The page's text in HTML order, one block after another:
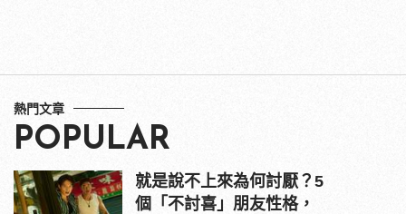
熱門文章
POPULAR
就是說不上來為何討厭？5
個「不討喜」朋友性格，